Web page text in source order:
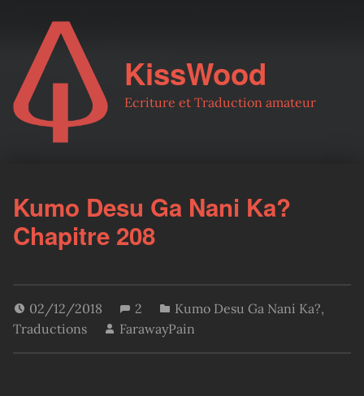
KissWood
Ecriture et Traduction amateur
Kumo Desu Ga Nani Ka?
Chapitre 208
02/12/2018 2 Kumo Desu Ga Nani Ka?,
Traductions
FarawayPain